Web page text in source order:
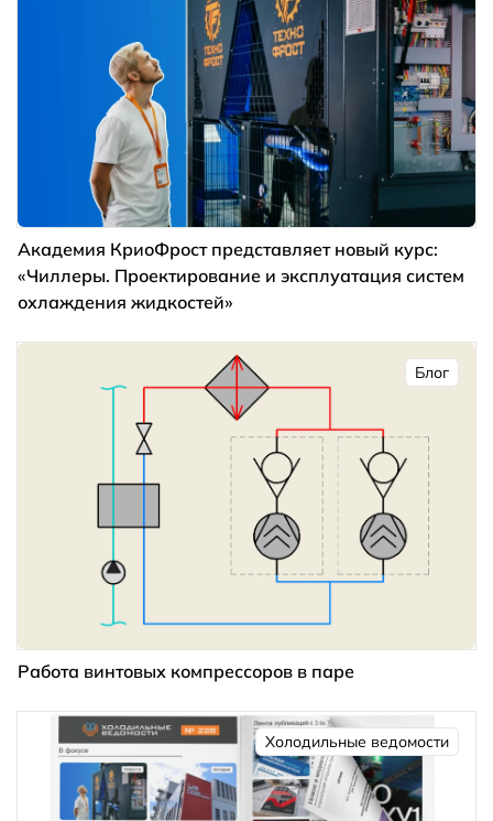
Академия КриоФрост представляет новый курс:
«Чиллеры. Проектирование и эксплуатация систем
охлаждения жидкостей»
Блог
Работа винтовых компрессоров в паре
Холодильные ведомости